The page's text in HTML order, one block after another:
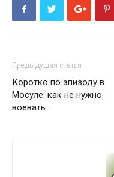
Предыдущая статья
Коротко по эпизоду в
Мосуле: как не нужно
воевать...